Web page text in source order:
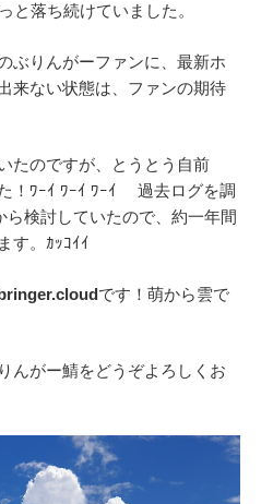
と落ち続けていました。
ぶりんがーファンに、最新ホ
来ない状態は、ファンの期待
たのですが、とうとう自前
！ﾜｰｲ ﾜｰｲ ﾜｰｲ 過去ログを調
ら検討していたので、約一年間
す。ｶｯｺｲｲ
です！萌から雲で
んがー鯖をどうぞよろしくお